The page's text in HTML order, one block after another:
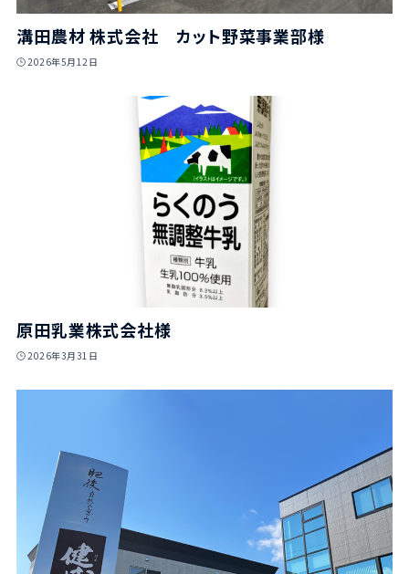
溝田農材 株式会社 カット野菜事業部様
2026年5月12日
原田乳業株式会社様
2026年3月31日